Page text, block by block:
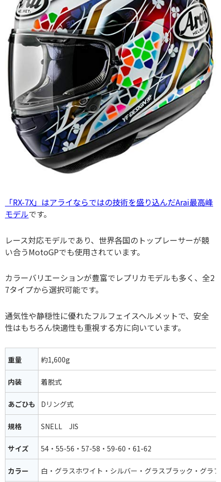
「RX-7X」はアライならではの技術を盛り込んだArai最高峰
モデルです。
レース対応モデルであり、世界各国のトップレーサーが競
い合うMotoGPでも使用されています。
カラーバリエーションが豊富でレプリカモデルも多く、全2
7タイプから選択可能です。
通気性や静穏性に優れたフルフェイスヘルメットで、安全
性はもちろん快適性も重視する方に向いています。
重量 約1,600g
内装 着脱式
あごひも Dリング式
規格 SNELL JIS
サイズ 54・55-56・57-58・59-60・61-62
カラー 白・グラスホワイト・シルバー・グラスブラック・グラ